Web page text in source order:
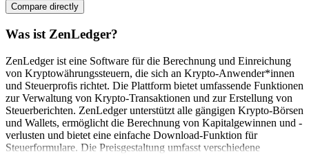
Compare directly
Was ist ZenLedger?
ZenLedger ist eine Software für die Berechnung und Einreichung
von Kryptowährungssteuern, die sich an Krypto-Anwender*innen
und Steuerprofis richtet. Die Plattform bietet umfassende Funktionen
zur Verwaltung von Krypto-Transaktionen und zur Erstellung von
Steuerberichten. ZenLedger unterstützt alle gängigen Krypto-Börsen
und Wallets, ermöglicht die Berechnung von Kapitalgewinnen und -
verlusten und bietet eine einfache Download-Funktion für
Steuerformulare. Die Preisgestaltung umfasst verschiedene